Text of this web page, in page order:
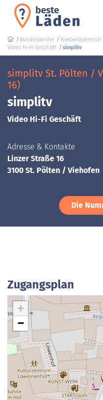
Bundesländer Niederösterreich
Video Hi-Fi Geschäft
simplitv
simplitv St. Pölten /
16)
simplitv
Video Hi-Fi Geschäft
Adresse & Kontakte
Linzer Straße 16
3100 St. Pölten / Viehofen
Die
Zugangsplan
+
−